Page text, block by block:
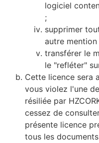
logiciel
;
supprimer
autre
transférer le
le "refléter"
Cette licence sera
vous violez l'une
résiliée par
cessez de
présente licence
tous les